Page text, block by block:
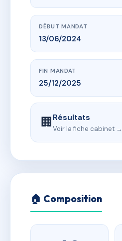
DÉBUT MANDAT
13/06/2024
FIN MANDAT
25/12/2025
🏢Résultats
Voir la fiche cabinet →
🏠 Composition